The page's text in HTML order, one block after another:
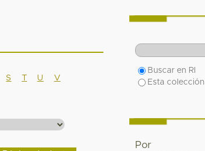
S T U
V
Buscar en RI
Esta colección
Por